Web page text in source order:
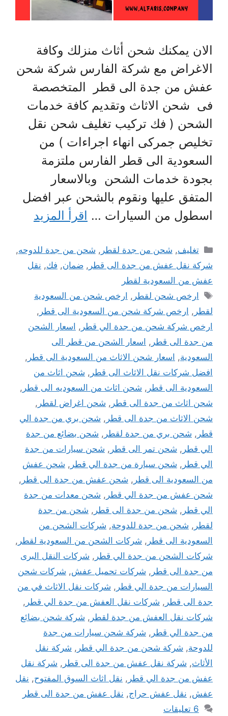
الان يمكنك شحن أثاث منزلك وكافة
الاغراض مع شركة الفارس شركة شحن
عفش من جدة الى قطر المتخصصة
فى شحن الاثاث وتقديم كافة خدمات
الشحن ( فك تركيب تغليف شحن نقل
تخليص جمركى انهاء اجراءات ) من
السعودية الى قطر الفارس ملتزمة
بجودة خدمات الشحن وبالاسعار
المتفق عليها ونقوم بالشحن عبر افضل
اسطول من السيارات … اقرأ المزيد
التصنيفات
تغليف, شحن من جدة لقطر , شحن من جدة للدوحه,
شركة نقل عفش من جدة الى قطر , ضمان, فك, نقل
عفش من السعودية لقطر
الوسوم
ارخص شحن لقطر , ارخص شحن من السعودية
لقطر , ارخص شركة شحن من السعودية الى قطر ,
ارخص شركة شحن من جدة الي قطر , اسعار الشحن
من جدة الى قطر , اسعار الشحن من قطر الى
السعودية, اسعار شحن الاثاث من السعودية الى قطر ,
افضل شركات نقل الاثاث الى قطر , شحن اثاث من
السعودية الى قطر , شحن اثاث من السعوديه الى قطر ,
شحن اثاث من جدة الى قطر , شحن اغراض لقطر ,
شحن الاثاث من جدة الى قطر , شحن بري من جدة الي
قطر , شحن بري من جدة لقطر , شحن بضائع من جدة
الي قطر , شحن تمر الى قطر , شحن سيارات من جدة
الي قطر , شحن سيارة من جدة الي قطر , شحن عفش
من السعودية الى قطر , شحن عفش من جدة الى قطر ,
شحن عفش من جدة الي قطر , شحن معدات من جدة
الي قطر , شحن من جدة الى قطر , شحن من جدة
لقطر , شحن من جدة للدوحة, شركات الشحن من
السعودية الى قطر , شركات الشحن من السعودية لقطر ,
شركات الشحن من جدة الي قطر , شركات النقل البرى
من جدة الى قطر , شركات تحميل عفش, شركات شحن
السيارات من جدة الي قطر , شركات نقل الاثاث في من
جدة الى قطر , شركات نقل العفش من جدة الي قطر ,
شركات نقل العفش من جدة لقطر , شركة شحن بضائع
من جدة الي قطر , شركة شحن سيارات من جدة
للدوحة, شركة شحن من جدة الي قطر , شركة نقل
الأثاث, شركة نقل عفش من جدة الى قطر , شركة نقل
عفش من جدة الي قطر , نقل اثاث السوق المفتوح, نقل
عفش, نقل عفش حراج, نقل عفش من جدة الى قطر
6 تعليقات